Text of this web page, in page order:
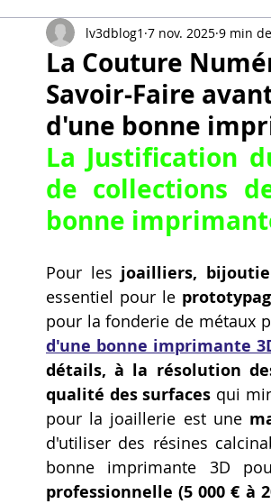
impression 3D à la demande
ARTILLERY 3D
certifiée QUALIOPI Refaire une piece en
Vidéos sur l'impression 3D, Artillery
Formation impresssion 3D formation
La Couture
Savoir-Faire
d'une bonne
lv3dblog1 7 nov. 2025 9 min
La Justification
de collections
bonne
Pour les joailliers,
essentiel pour le
pour la fonderie de métaux
d'une bonne imprimante
détails, à la résolution
qualité des surfaces qui
pour la joaillerie est une
d'utiliser des résines
professionnelle (5 000 € à